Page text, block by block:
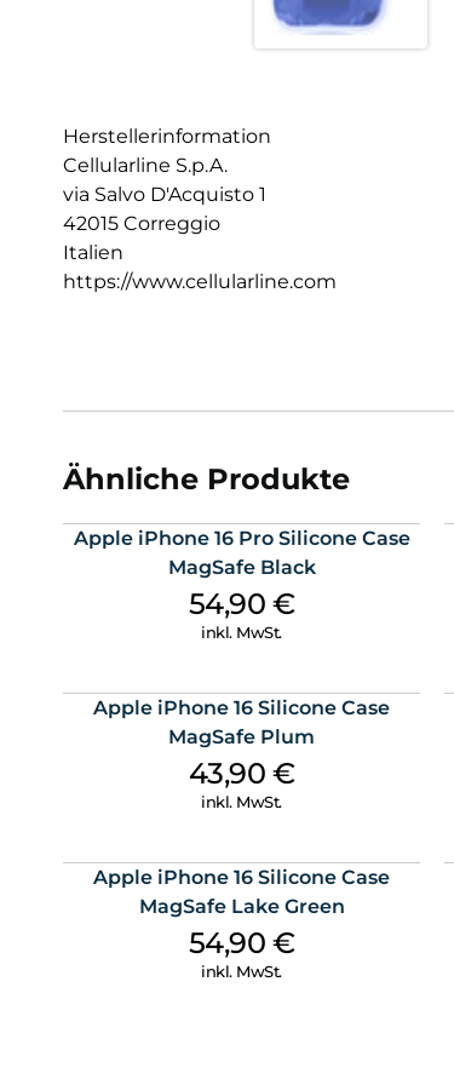
Herstellerinformation
Cellularline S.p.A.
via Salvo D'Acquisto 1
42015 Correggio
Italien
https://www.cellularline.com
Ähnliche Produkte
Apple iPhone 16 Pro Silicone Case
MagSafe Black
54,90 €
inkl. MwSt.
Apple iPhone 16 Silicone Case
MagSafe Plum
43,90 €
inkl. MwSt.
Apple iPhone 16 Silicone Case
MagSafe Lake Green
54,90 €
inkl. MwSt.